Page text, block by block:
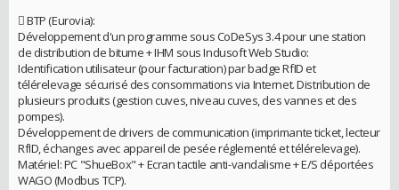
 BTP (Eurovia):
Développement d'un programme sous CoDeSys 3.4 pour une station
de distribution de bitume + IHM sous Indusoft Web Studio:
Identification utilisateur (pour facturation) par badge RfID et
télérelevage sécurisé des consommations via Internet. Distribution de
plusieurs produits (gestion cuves, niveau cuves, des vannes et des
pompes).
Développement de drivers de communication (imprimante ticket, lecteur
RfID, échanges avec appareil de pesée réglementé et télérelevage).
Matériel: PC "ShueBox" + Ecran tactile anti-vandalisme + E/S déportées
WAGO (Modbus TCP).